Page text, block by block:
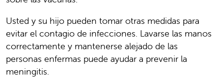
Usted y su hijo pueden tomar otras medidas para
evitar el contagio de infecciones. Lavarse las manos
correctamente y mantenerse alejado de las
personas enfermas puede ayudar a prevenir la
meningitis.